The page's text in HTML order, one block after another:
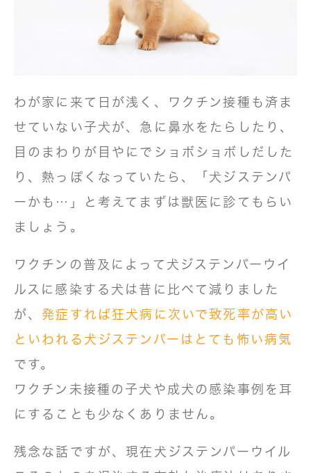
わが家に来て日が浅く、ワクチン接種も済ま
せていない子犬が、急に鼻水をたらしたり、
目のまわりが目やにでショボショボしだした
り、熱っぽくなっていたら、「犬ジステンパ
ーかも…」と考えてまずは獣医に診てもらい
ましょう。
ワクチンの普及によって犬ジステンパーウイ
ルスに感染する犬は昔に比べて減りました
が、 発症すれば狂犬病に次いで致死率が高い
といわれる犬ジステンパーはとても怖い病気
です。
ワクチン未接種の子犬や成犬の感染事例を耳
にすることも少なくありません。
残念な話ですが、現在犬ジステンパーウイル